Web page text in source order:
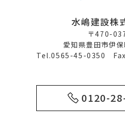
水嶋建設株
〒470-
愛知県豊田市伊
Tel.0565-45-0350
0120-